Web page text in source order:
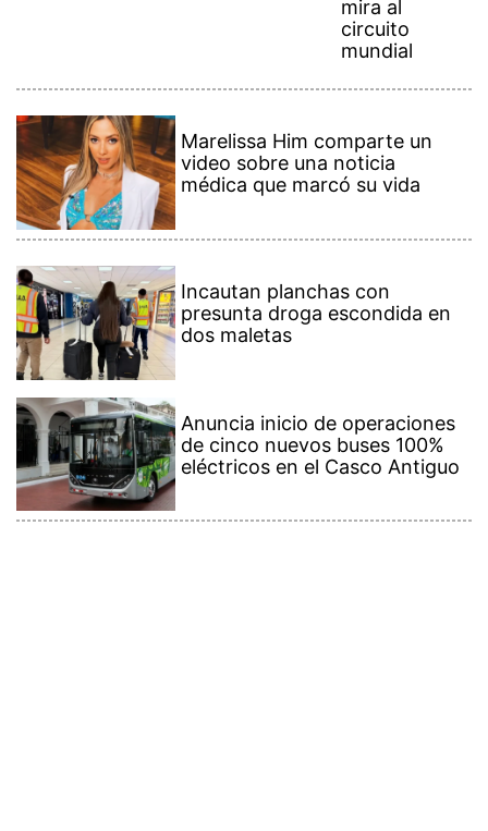
mira al
circuito
mundial
Marelissa Him comparte un
video sobre una noticia
médica que marcó su vida
Incautan planchas con
presunta droga escondida en
dos maletas
Anuncia inicio de operaciones
de cinco nuevos buses 100%
eléctricos en el Casco Antiguo